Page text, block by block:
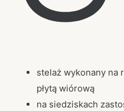
stelaż wykonany na
płytą wiórową
na siedziskach